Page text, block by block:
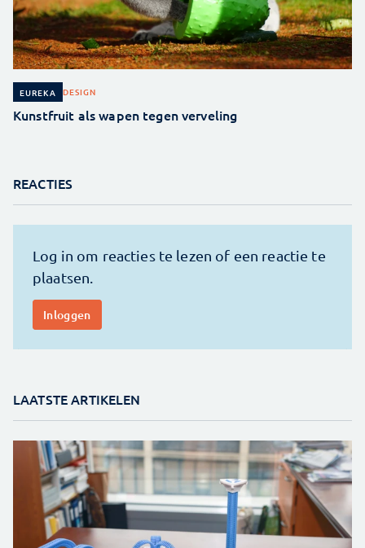
EUREKA DESIGN
Kunstfruit als wapen tegen verveling
REACTIES
LAATSTE ARTIKELEN